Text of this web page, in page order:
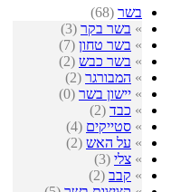
בשר (68)
» בשר בקר (3)
» בשר טחון (7)
» בשר כבש (2)
» המבורגר (2)
» יישון בשר (0)
» כבד (2)
» סטייקים (4)
» על האש (2)
» צלי (3)
» קבב (2)